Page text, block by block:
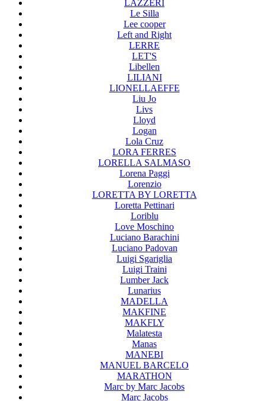
LAZZERI
Le Silla
Lee cooper
Left and Right
LERRE
LET'S
Libellen
LILIANI
LIONELLAEFFE
Liu Jo
Livs
Lloyd
Logan
Lola Cruz
LORA FERRES
LORELLA SALMASO
Lorena Paggi
Lorenzio
LORETTA BY LORETTA
Loretta Pettinari
Loriblu
Love Moschino
Luciano Barachini
Luciano Padovan
Luigi Sgariglia
Luigi Traini
Lumber Jack
Lunarius
MADELLA
MAKFINE
MAKFLY
Malatesta
Manas
MANEBI
MANUEL BARCELO
MARATHON
Marc by Marc Jacobs
Marc Jacobs